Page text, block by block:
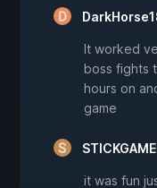
It worked
boss fights
hours on
game
it was fun